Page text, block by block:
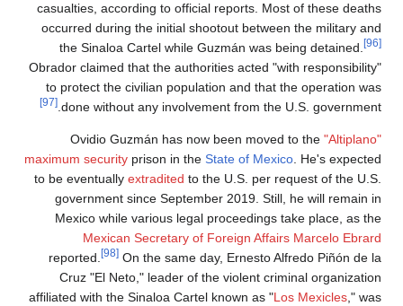
casualties, according to official reports. Most of these deaths
occurred during the initial shootout between the military and
the Sinaloa Cartel while Guzmán was being detained.
[96]
Obrador claimed that the authorities acted "with responsibility"
to protect the civilian population and that the operation was
done without any involvement from the U.S. government.
[97]
Ovidio Guzmán has now been moved to the "Altiplano"
maximum security prison in the State of Mexico. He's expected
to be eventually extradited to the U.S. per request of the U.S.
government since September 2019. Still, he will remain in
Mexico while various legal proceedings take place, as the
Mexican Secretary of Foreign Affairs Marcelo Ebrard
reported.
[98] On the same day, Ernesto Alfredo Piñón de la
Cruz "El Neto," leader of the violent criminal organization
affiliated with the Sinaloa Cartel known as "Los Mexicles," was